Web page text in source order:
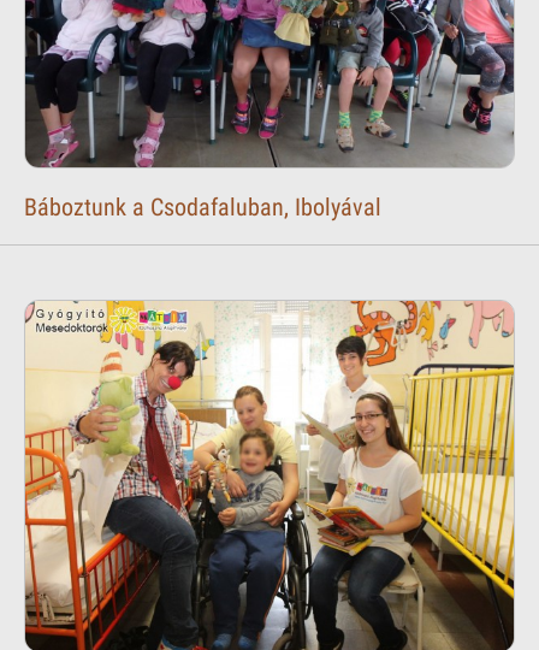
Báboztunk a Csodafaluban, Ibolyával